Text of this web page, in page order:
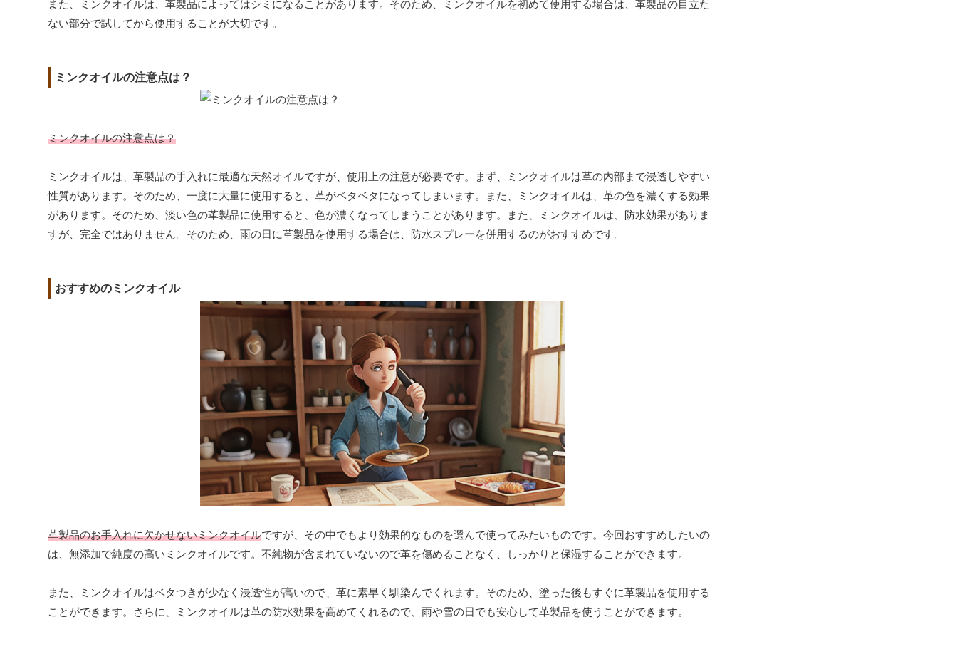
また、ミンクオイルは、革製品によってはシミになることがあります。そのため、ミンクオイルを初めて使用する場合は、革製品の目立た
ない部分で試してから使用することが大切です。
ミンクオイルの注意点は？
ミンクオイルの注意点は？
ミンクオイルは、革製品の手入れに最適な天然オイルですが、使用上の注意が必要です。まず、ミンクオイルは革の内部まで浸透しやすい
性質があります。そのため、一度に大量に使用すると、革がベタベタになってしまいます。また、ミンクオイルは、革の色を濃くする効果
があります。そのため、淡い色の革製品に使用すると、色が濃くなってしまうことがあります。また、ミンクオイルは、防水効果がありま
すが、完全ではありません。そのため、雨の日に革製品を使用する場合は、防水スプレーを併用するのがおすすめです。
おすすめのミンクオイル
革製品のお手入れに欠かせないミンクオイルですが、その中でもより効果的なものを選んで使ってみたいものです。今回おすすめしたいの
は、無添加で純度の高いミンクオイルです。不純物が含まれていないので革を傷めることなく、しっかりと保湿することができます。
また、ミンクオイルはベタつきが少なく浸透性が高いので、革に素早く馴染んでくれます。そのため、塗った後もすぐに革製品を使用する
ことができます。さらに、ミンクオイルは革の防水効果を高めてくれるので、雨や雪の日でも安心して革製品を使うことができます。